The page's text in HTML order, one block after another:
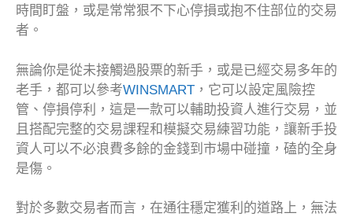
時間盯盤，或是常常狠不下心停損或抱不住部位的交易
者。
無論你是從未接觸過股票的新手，或是已經交易多年的
老手，都可以參考WINSMART ，它可以設定風險控
管、停損停利，這是一款可以輔助投資人進行交易，並
且搭配完整的交易課程和模擬交易練習功能，讓新手投
資人可以不必浪費多餘的金錢到市場中碰撞，磕的全身
是傷。
對於多數交易者而言，在通往穩定獲利的道路上，無法